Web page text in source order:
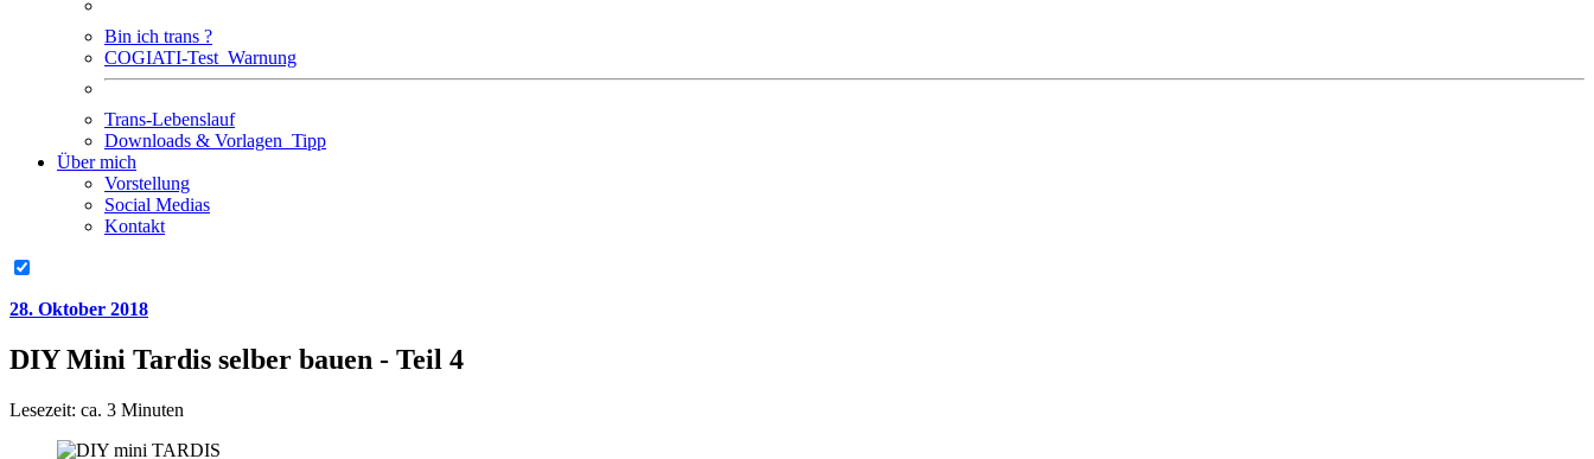
Bin ich trans ?
COGIATI-Test Warnung
Trans-Lebenslauf
Downloads & Vorlagen Tipp
Über mich
Vorstellung
Social Medias
Kontakt
28. Oktober 2018
DIY Mini Tardis selber bauen - Teil 4
Lesezeit: ca. 3 Minuten